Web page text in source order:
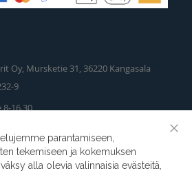
Oy, Mursketie 31, 36220 Kangasala
9
16.30
parantamiseen,
tekemiseen ja kokemuksen
alla olevia valinnaisia evästeitä,